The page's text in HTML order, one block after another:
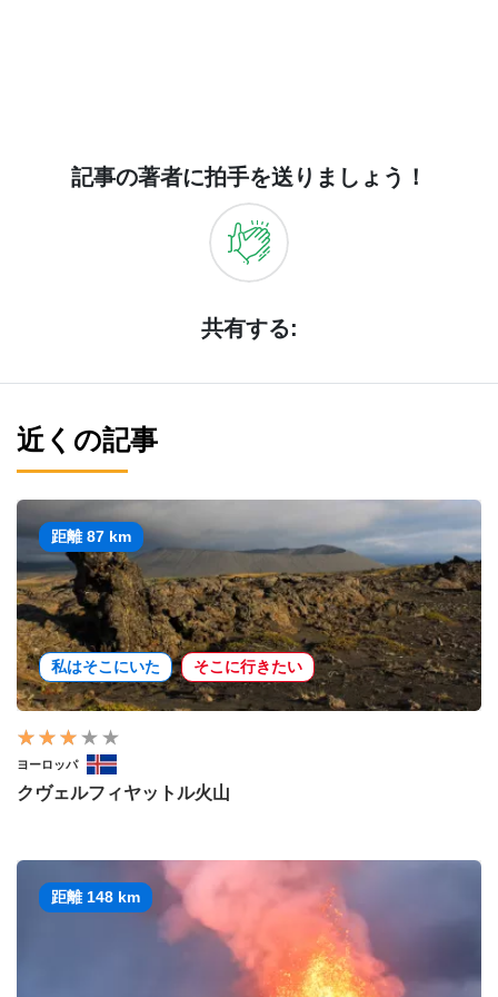
記事の著者に拍手を送りましょう！
共有する:
近くの記事
距離 87 km
私はそこにいた そこに行きたい
ヨーロッパ
クヴェルフィヤットル火山
距離 148 km